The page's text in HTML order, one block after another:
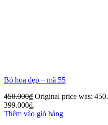
Bó hoa đẹp – mã 55
450.000₫ Original price was:
399.000₫.
Thêm vào giỏ hàng